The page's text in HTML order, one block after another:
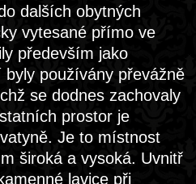
dalších obytných
vytesané přímo ve
především jako
používány převážně
se dodnes zachovaly
prostor je
Je to místnost
široká a vysoká. Uvnitř
lavice při